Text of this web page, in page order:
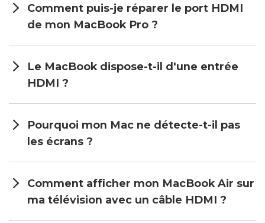
Comment puis-je réparer le port HDMI
de mon MacBook Pro ?
Le MacBook dispose-t-il d'une entrée
HDMI ?
Pourquoi mon Mac ne détecte-t-il pas
les écrans ?
Comment afficher mon MacBook Air sur
ma télévision avec un câble HDMI ?